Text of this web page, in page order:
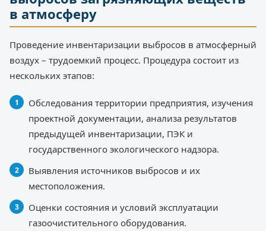
в атмосферу
Проведение инвентаризации выбросов в атмосферный
воздух – трудоемкий процесс. Процедура состоит из
нескольких этапов:
Обследования территории предприятия, изучения
проектной документации, анализа результатов
предыдущей инвентаризации, ПЭК и
государственного экологического надзора.
Выявления источников выбросов и их
местоположения.
Оценки состояния и условий эксплуатации
газоочистительного оборудования.